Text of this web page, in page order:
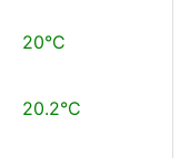
20°C
20.2°C